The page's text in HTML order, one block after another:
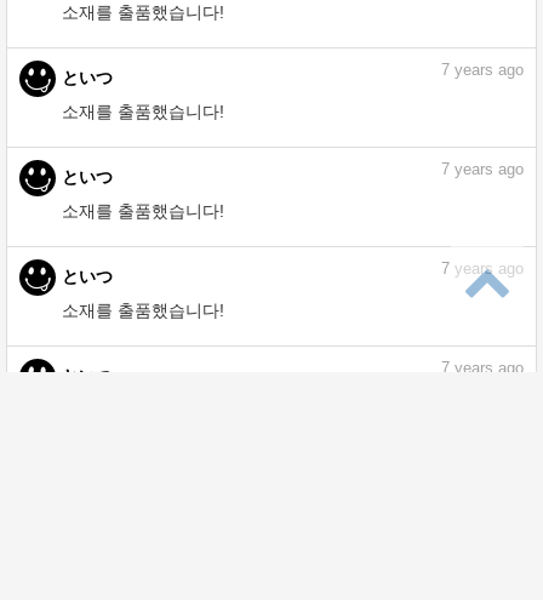
소재를 출품했습니다!
といつ
소재를 출품했습니다!
7 years ago
といつ
소재를 출품했습니다!
7 years ago
といつ
소재를 출품했습니다!
7 years ago
といつ
7 years ago